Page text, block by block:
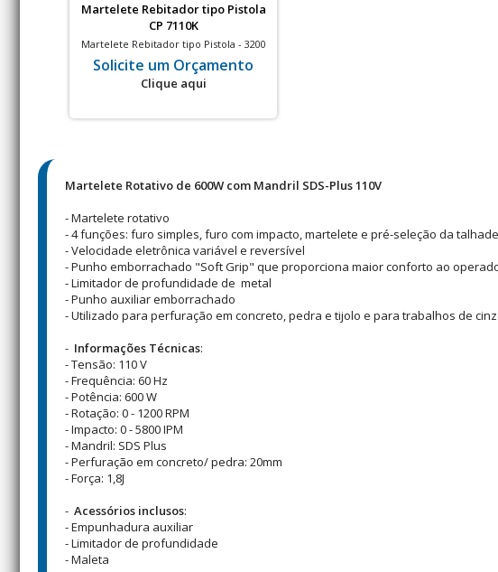
Martelete Rebitador tipo Pistola
CP 7110K
Martelete Rebitador tipo Pistola - 3200
golpes por minuto
Solicite um Orçamento
Clique aqui
Martelete Rotativo de 600W com Mandril SDS-Plus 110V
- Martelete rotativo
- 4 funções: furo simples, furo com impacto, martelete e pré-seleção da
- Velocidade eletrônica variável e reversível
- Punho emborrachado "Soft Grip" que proporciona maior conforto ao
- Limitador de profundidade de metal
- Punho auxiliar emborrachado
- Utilizado para perfuração em concreto, pedra e tijolo e para trabalhos de
- Informações Técnicas:
- Tensão: 110 V
- Frequência: 60 Hz
- Potência: 600 W
- Rotação: 0 - 1200 RPM
- Impacto: 0 - 5800 IPM
- Mandril: SDS Plus
- Perfuração em concreto/ pedra: 20mm
- Força: 1,8J
- Acessórios inclusos:
- Empunhadura auxiliar
- Limitador de profundidade
- Maleta